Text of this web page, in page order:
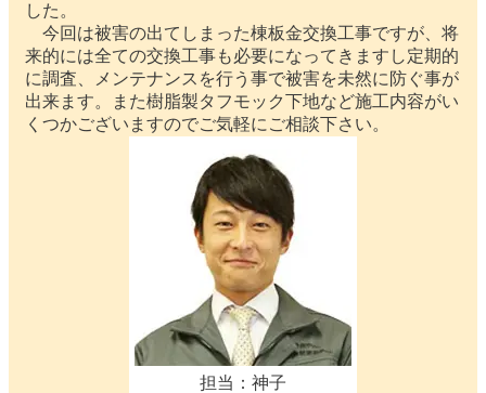
した。
今回は被害の出てしまった棟板金交換工事ですが、将
来的には全ての交換工事も必要になってきますし定期的
に調査、メンテナンスを行う事で被害を未然に防ぐ事が
出来ます。また樹脂製タフモック下地など施工内容がい
くつかございますのでご気軽にご相談下さい。
担当：神子